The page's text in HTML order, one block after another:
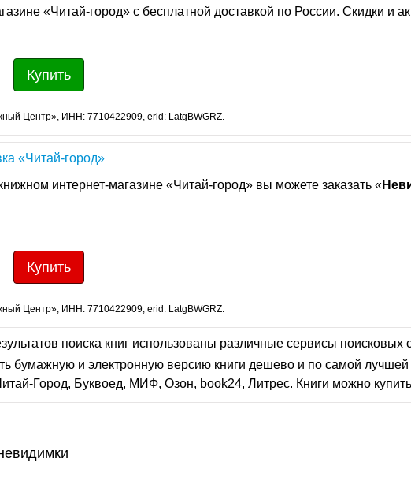
«Читай-город» с бесплатной доставкой по России. Скидки и
Купить
Центр», ИНН: 7710422909, erid: LatgBWGRZ.
«Читай-город»
интернет-магазине «Читай-город» вы можете заказать «
Купить
Центр», ИНН: 7710422909, erid: LatgBWGRZ.
поиска книг использованы различные сервисы поисковых
бумажную и электронную версию книги дешево и по самой лучшей
Город, Буквоед, МИФ, Озон, book24, Литрес. Книги можно